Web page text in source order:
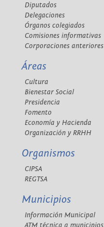
Diputados
Delegaciones
Órganos colegiados
Comisiones informativas
Corporaciones anteriores
Áreas
Cultura
Bienestar Social
Presidencia
Fomento
Economía y Hacienda
Organización y RRHH
Organismos
CIPSA
REGTSA
Municipios
Información Municipal
ATM técnica a municipios